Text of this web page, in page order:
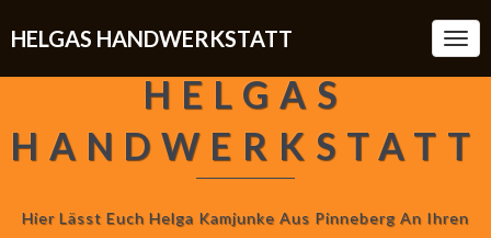
HELGAS HANDWERKSTATT
HELGAS
HANDWERKSTATT
Hier Lässt Euch Helga Kamjunke Aus Pinneberg An Ihren